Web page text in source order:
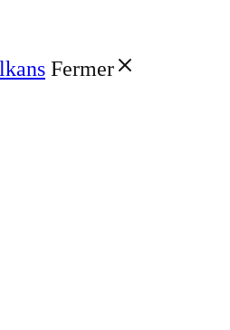
Fermer